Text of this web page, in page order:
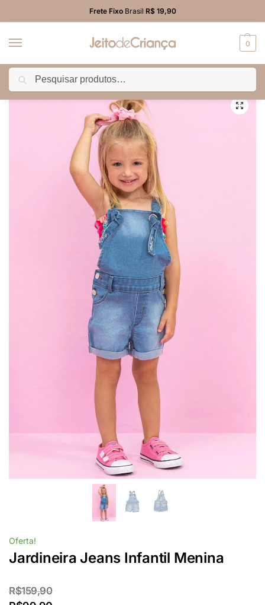
Frete FixoBrasil R$ 19,90
0
Início PROMO / Macacão/Jardineira/Salopete
Oferta!
Jardineira Jeans Infantil Menina
R$159,90